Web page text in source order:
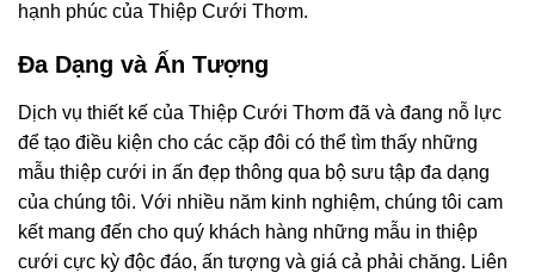
hạnh phúc của Thiệp Cưới Thơm.
Đa Dạng và Ấn Tượng
Dịch vụ thiết kế của Thiệp Cưới Thơm đã và đang nỗ lực
để tạo điều kiện cho các cặp đôi có thể tìm thấy những
mẫu thiệp cưới in ấn đẹp thông qua bộ sưu tập đa dạng
của chúng tôi. Với nhiều năm kinh nghiệm, chúng tôi cam
kết mang đến cho quý khách hàng những mẫu in thiệp
cưới cực kỳ độc đáo, ấn tượng và giá cả phải chăng. Liên